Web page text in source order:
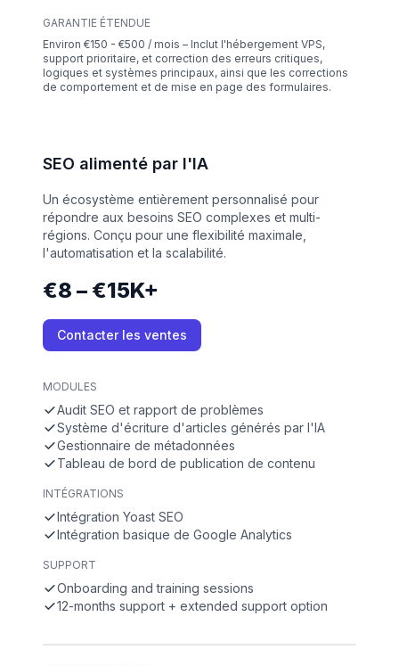
GARANTIE ÉTENDUE
Environ €150 - €500 / mois – Inclut l'hébergement VPS,
support prioritaire, et correction des erreurs critiques,
logiques et systèmes principaux, ainsi que les corrections
de comportement et de mise en page des formulaires.
SEO alimenté par l'IA
Un écosystème entièrement personnalisé pour
répondre aux besoins SEO complexes et multi-
régions. Conçu pour une flexibilité maximale,
l'automatisation et la scalabilité.
€8 – €15K+
Contacter les ventes
MODULES
Audit SEO et rapport de problèmes
Système d'écriture d'articles générés par l'IA
Gestionnaire de métadonnées
Tableau de bord de publication de contenu
INTÉGRATIONS
Intégration Yoast SEO
Intégration basique de Google Analytics
SUPPORT
Onboarding and training sessions
12-months support + extended support option